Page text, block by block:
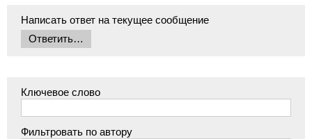
Написать ответ на текущее сообщение
Ключевое слово
Фильтровать по автору